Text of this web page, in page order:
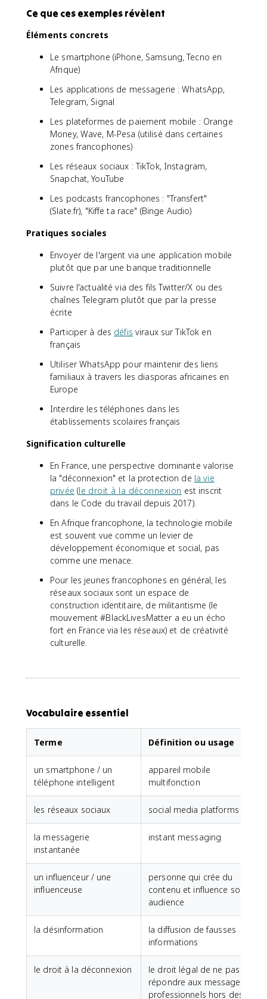
Ce que ces exemples révèlent
Éléments concrets
Le smartphone (iPhone, Samsung, Tecno en
Afrique)
Les applications de messagerie : WhatsApp,
Telegram, Signal
Les plateformes de paiement mobile : Orange
Money, Wave, M-Pesa (utilisé dans certaines
zones francophones)
Les réseaux sociaux : TikTok, Instagram,
Snapchat, YouTube
Les podcasts francophones : "Transfert"
(Slate.fr), "Kiffe ta race" (Binge Audio)
Pratiques sociales
Envoyer de l'argent via une application mobile
plutôt que par une banque traditionnelle
Suivre l'actualité via des fils Twitter/X ou des
chaînes Telegram plutôt que par la presse
écrite
Participer à des défis viraux sur TikTok en
français
Utiliser WhatsApp pour maintenir des liens
familiaux à travers les diasporas africaines en
Europe
Interdire les téléphones dans les
établissements scolaires français
Signification culturelle
En France, une perspective dominante valorise
la "déconnexion" et la protection de la vie
privée (le droit à la déconnexion est inscrit
dans le Code du travail depuis 2017).
En Afrique francophone, la technologie mobile
est souvent vue comme un levier de
développement économique et social, pas
comme une menace.
Pour les jeunes francophones en général, les
réseaux sociaux sont un espace de
construction identitaire, de militantisme (le
mouvement #BlackLivesMatter a eu un écho
fort en France via les réseaux) et de créativité
culturelle.
Vocabulaire essentiel
Terme Définition ou usage
un smartphone / un
téléphone intelligent
appareil mobile
multifonction
les réseaux sociaux social media platforms
la messagerie
instantanée
instant messaging
un influenceur / une
influenceuse
personne qui crée du
contenu et influence son
audience
la désinformation
la diffusion de fausses
informations
le droit à la déconnexion
le droit légal de ne pas
répondre aux messages
professionnels hors des